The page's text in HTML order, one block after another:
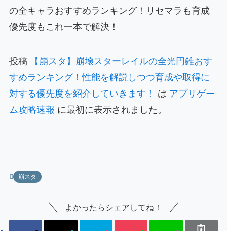
の全キャラおすすめランキング！リセマラも育成
優先度もこれ一本で解決！
投稿
【崩スタ】崩壊スターレイルの全光円錐おす
すめランキング！性能を解説しつつ育成や取得に
対する優先度を紹介していきます！
は アプリゲー
ム攻略速報 に最初に表示されました。
崩スタ
よかったらシェアしてね！